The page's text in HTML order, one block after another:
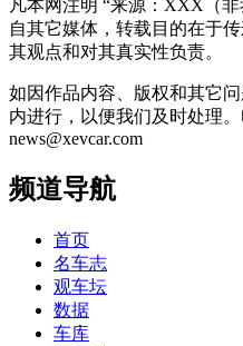
凡本网注明 “来源：XXX（
自其它媒体，转载目的在于
其观点和对其真实性负责。
如因作品内容、版权和其它
内进行，以便我们及时处理。
news@xevcar.com
频道导航
首页
名车志
观车坛
数据
车库